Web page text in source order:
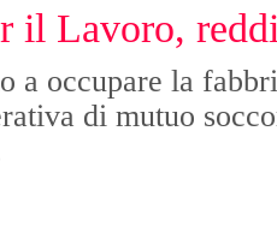
il Lavoro,
a occupare la
di mutuo